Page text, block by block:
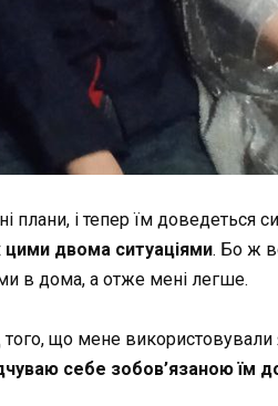
плани, і тепер їм доведеться
цими двома ситуаціями. Бо ж
в дома, а отже мені легше.
що мене
себе зобов’язаною їм